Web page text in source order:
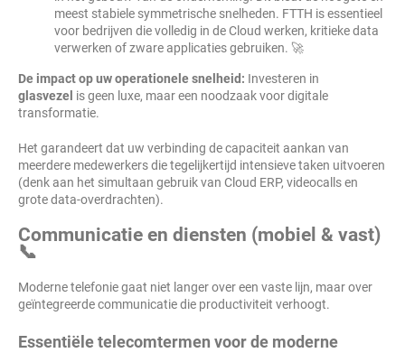
meest stabiele symmetrische snelheden. FTTH is essentieel
voor bedrijven die volledig in de Cloud werken, kritieke data
verwerken of zware applicaties gebruiken. 🚀
De impact op uw operationele snelheid: Investeren in
glasvezel is geen luxe, maar een noodzaak voor digitale
transformatie.
Het garandeert dat uw verbinding de capaciteit aankan van
meerdere medewerkers die tegelijkertijd intensieve taken uitvoeren
(denk aan het simultaan gebruik van Cloud ERP, videocalls en
grote data-overdrachten).
Communicatie en diensten (mobiel & vast)
📞
Moderne telefonie gaat niet langer over een vaste lijn, maar over
geïntegreerde communicatie die productiviteit verhoogt.
Essentiële telecomtermen voor de moderne